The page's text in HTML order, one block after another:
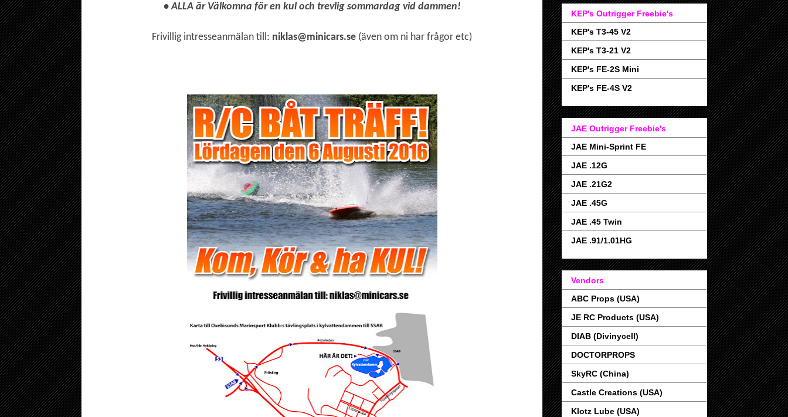
• ALLA är Välkomna för en kul och trevlig sommardag vid dammen!
Frivillig intresseanmälan till: niklas@minicars.se (även om ni har frågor etc)
KEP's Outrigger Freebie's
KEP's T3-45 V2
KEP's T3-21 V2
KEP's FE-2S Mini
KEP's FE-4S V2
JAE Outrigger Freebie's
JAE Mini-Sprint FE
JAE .12G
JAE .21G2
JAE .45G
JAE .45 Twin
JAE .91/1.01HG
Vendors
ABC Props (USA)
JE RC Products (USA)
DIAB (Divinycell)
DOCTORPROPS
SkyRC (China)
Castle Creations (USA)
Klotz Lube (USA)